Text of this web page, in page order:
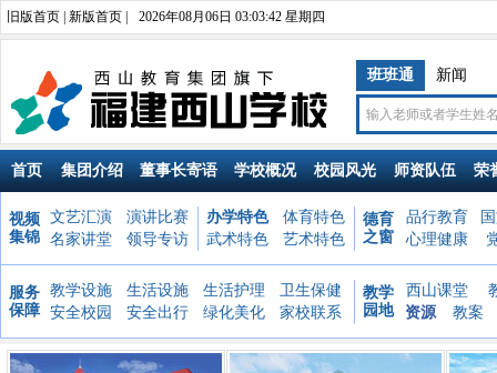
旧版首页 新版首页 2026年08月06日 03:03:43 星期四
班班通 新闻
首页 集团介绍 董事长寄语 学校概况 校园风光 师资队伍 荣
视频
集锦
文艺汇演
演讲比赛
名家讲堂
领导专访
办学特色
体育特色
武术特色
艺术特色
德育
之窗
品行教育
心理健康
服务
保障
教学设施 生活设施 生活护理
卫生保健
安全校园
安全出行 绿化美化 家校联系
教学
园地
西山课堂
资源
教案